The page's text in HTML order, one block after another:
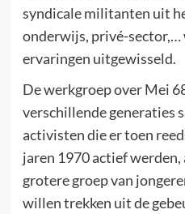
syndicale militanten uit
onderwijs, privé-sector,…
ervaringen uitgewisseld.
De werkgroep over Mei
verschillende generaties
activisten die er toen
jaren 1970 actief werden,
grotere groep van
willen trekken uit de